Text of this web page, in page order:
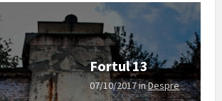
Fortul 13
07/10/2017inDespre